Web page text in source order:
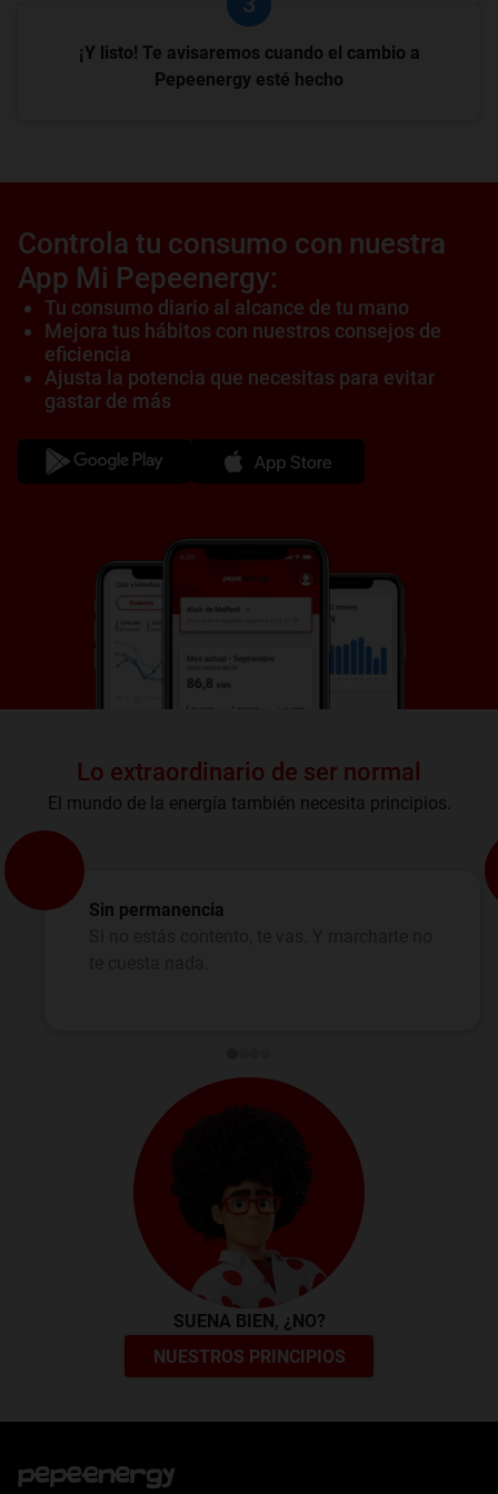
¡Y listo! Te avisaremos cuando el cambio a
Pepeenergy esté hecho
Controla tu consumo con nuestra
App Mi Pepeenergy:
Tu consumo diario al alcance de tu mano
Mejora tus hábitos con nuestros consejos de
eficiencia
Ajusta la potencia que necesitas para evitar
gastar de más
Lo extraordinario de ser normal
El mundo de la energía también necesita principios.
Sin permanencia
SUENA BIEN, ¿NO?
NUESTROS PRINCIPIOS